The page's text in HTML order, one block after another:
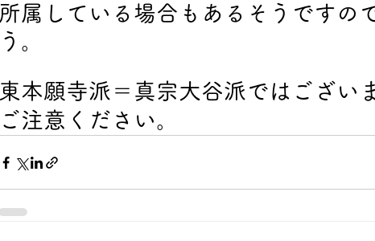
所属している場合もあるそうですの
う。
東本願寺派＝真宗大谷派ではござい
ご注意ください。